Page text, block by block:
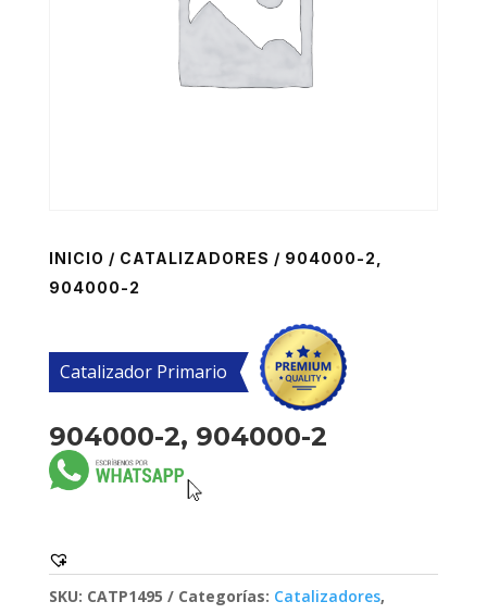
INICIO / CATALIZADORES / 904000-2,
904000-2
Catalizador Primario
904000-2, 904000-2
SKU: CATP1495 Categorías: Catalizadores,